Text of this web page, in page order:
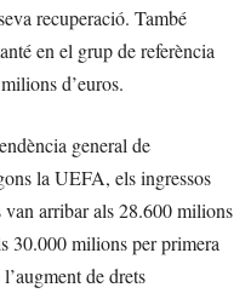
recuperació. També
en el grup de referència
d’euros.
general de
la UEFA, els ingressos
arribar als 28.600 milions
30.000 milions per primera
de drets